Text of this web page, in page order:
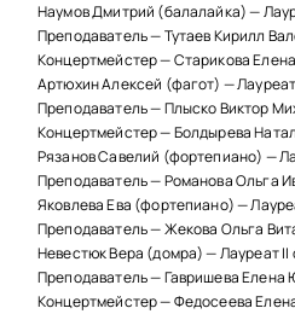
Наумов Дмитрий (балалайка) —
Преподаватель — Тутаев Кирилл
Концертмейстер — Старикова
Артюхин Алексей (фагот) —
Преподаватель — Плыско Виктор
Концертмейстер — Болдырева
Рязанов Савелий (фортепиано) —
Преподаватель — Романова Ольга
Яковлева Ева (фортепиано) —
Преподаватель — Жекова Ольга
Невестюк Вера (домра) — Лауреат II
Преподаватель — Гавришева Елена
Концертмейстер — Федосеева